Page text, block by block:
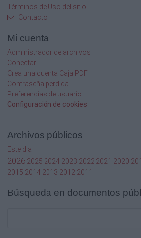
D-24
D-25
D-27
D-26
Engine-8
E-26
E-27
Engine-9
E-21
Términos de Uso del sitio
Contacto
Mi cuenta
Administrador de archivos
Conectar
Crea una cuenta Caja PDF
Contraseña perdida
Preferencias de usuario
Configuración de cookies
Archivos públicos
Este dia
2026 2025 2024 2023 2022 2021 2020
2015 2014 2013 2012 2011
Búsqueda en documentos